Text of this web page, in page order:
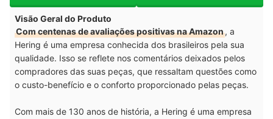
Visão Geral do Produto
Com centenas de avaliações positivas na Amazon, a
Hering é uma empresa conhecida dos brasileiros pela sua
qualidade. Isso se reflete nos comentários deixados pelos
compradores das suas peças, que ressaltam questões como
o custo-benefício e o conforto proporcionado pelas peças.
Com mais de 130 anos de história, a Hering é uma empresa